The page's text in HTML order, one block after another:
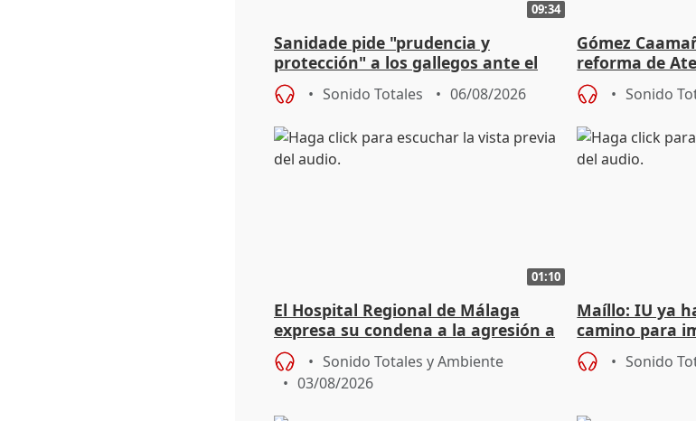
09:34
Sanidade pide "prudencia y
protección" a los gallegos ante el
eclipse del 12 de agosto
Sonido Totales 06/08/2026
Gómez
reforma de
reforzará la
Sonido
01:10
El Hospital Regional de Málaga
expresa su condena a la agresión a
dos enfermeras de Urgencias
Sonido Totales y Ambiente
03/08/2026
Maíllo: IU ya
camino para
unitarios para
Sonido